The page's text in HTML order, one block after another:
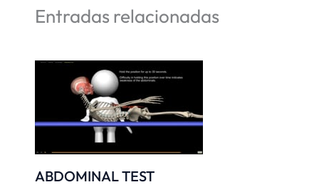
Entradas relacionadas
ABDOMINAL TEST